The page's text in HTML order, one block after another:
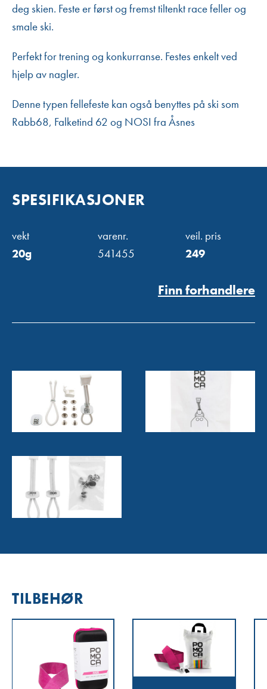
deg skien. Feste er først og fremst tiltenkt race feller og
smale ski.
Perfekt for trening og konkurranse. Festes enkelt ved
hjelp av nagler.
Denne typen fellefeste kan også benyttes på ski som
Rabb68, Falketind 62 og NOSI fra Åsnes
SPESIFIKASJONER
vekt
20g
varenr.
541455
veil. pris
249
Finn forhandlere
TILBEHØR